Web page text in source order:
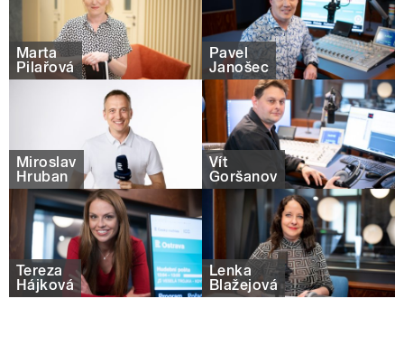
Marta
Pilařová
Pavel
Janošec
Miroslav
Hruban
Vít
Goršanov
Tereza
Hájková
Lenka
Blažejová